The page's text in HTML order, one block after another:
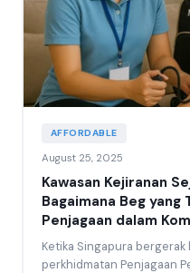
AFFORDABLE
August 25, 2025
Kawasan Kejiranan
Bagaimana Beg yang
Penjagaan dalam
Ketika Singapura
perkhidmatan Penjagaan